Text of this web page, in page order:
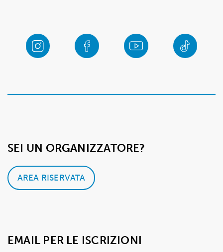
EMAIL PER LE ISCRIZIONI
SEI UN ORGANIZZATORE?
AREA RISERVATA